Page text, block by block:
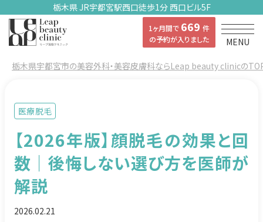
栃木県 JR宇都宮駅西口徒歩1分 西口ビル5F
1ヶ月間で 669 件
の予約が入りました
MENU
栃木県宇都宮市の美容外科・美容皮膚科ならLeap beauty clinicの
医療脱毛
【2026年版】顔脱毛の効果と回
数｜後悔しない選び方を医師が
解説
2026.02.21